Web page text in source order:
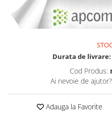
Durata de livrare:
Cod Produs:
Ai nevoie de ajutor?
Adauga la Favorite